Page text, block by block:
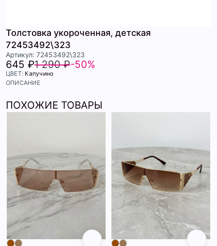
Толстовка укороченная, детская
72453492\323
Артикул: 72453492\323
645 ₽1 290 ₽-50%
ЦВЕТ: Капучино
ОПИСАНИЕ
ПОХОЖИЕ ТОВАРЫ